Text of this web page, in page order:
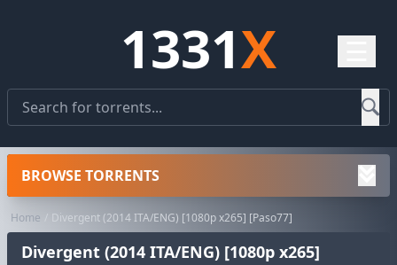
1331X
Home Divergent (2014 ITA/ENG) [1080p x265] [Paso77]
Divergent (2014 ITA/ENG) [1080p x265]
BROWSE TORRENTS